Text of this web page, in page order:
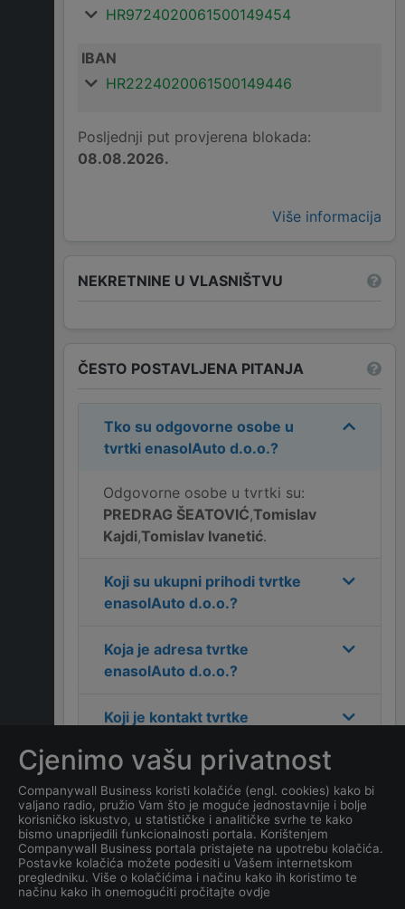
HR9724020061500149454
IBAN
HR2224020061500149446
Posljednji put provjerena blokada:
08.08.2026.
Više informacija
NEKRETNINE U VLASNIŠTVU
ČESTO POSTAVLJENA PITANJA
Tko su odgovorne osobe u
tvrtki enasolAuto d.o.o.?
Odgovorne osobe u tvrtki su:
PREDRAG ŠEATOVIĆ,Tomislav
Kajdi,Tomislav Ivanetić.
Koji su ukupni prihodi tvrtke
enasolAuto d.o.o.?
Koja je adresa tvrtke
enasolAuto d.o.o.?
Koji je kontakt tvrtke
Koliko ima zaposlenih
kompanijaenasolAuto
d.o.o.?
Koji je datum osnivanja
tvrtkeenasolAuto d.o.o.
Cjenimo vašu privatnost
Companywall Business koristi kolačiće (engl. cookies) kako bi
valjano radio, pružio Vam što je moguće jednostavnije i bolje
korisničko iskustvo, u statističke i analitičke svrhe te kako
bismo unaprijedili funkcionalnosti portala. Korištenjem
Companywall Business portala pristajete na upotrebu kolačića.
Postavke kolačića možete podesiti u Vašem internetskom
pregledniku. Više o kolačićima i načinu kako ih koristimo te
načinu kako ih onemogućiti pročitajte ovdje